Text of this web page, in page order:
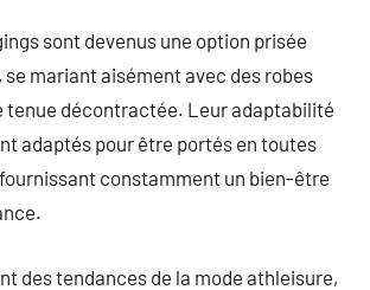
sont devenus une option prisée
se mariant aisément avec des robes
tenue décontractée. Leur adaptabilité
adaptés pour être portés en toutes
constamment un bien-être
des tendances de la mode athleisure,